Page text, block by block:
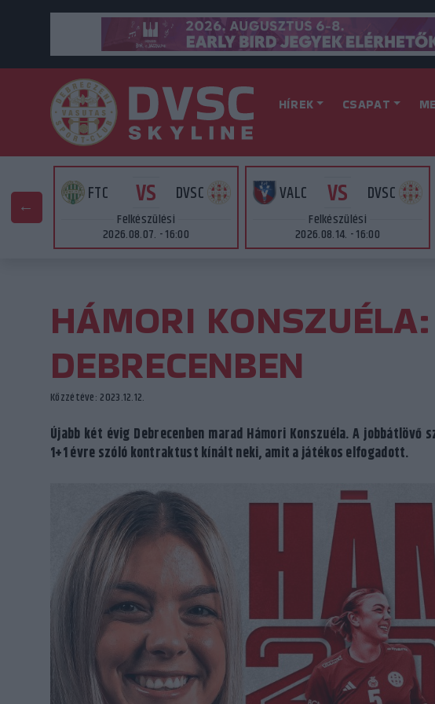
HÍREK CSAPAT
FTC VS DVSC
Felkészülési
2026.08.07. - 16:00
VALC VS DVSC
Felkészülési
2026.08.14. - 16:00
HÁMORI
DEBRECENBEN
Közzétéve: 2023.12.12.
Újabb két évig Debrecenben marad Hámori Konszuéla. A jobbátlövő
1+1 évre szóló kontraktust kínált neki, amit a játékos elfogadott.